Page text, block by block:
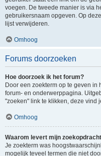
voegen. De tweede manier is via
gebruikersnaam opgeven. Op
lijst verwijderen.
Omhoog
Forums doorzoeken
Hoe doorzoek ik het forum?
Door een zoekterm op te geven in
forum- en onderwerppagina.
"zoeken" link te klikken, deze vind
Omhoog
Waarom levert mijn
Je zoekterm was
mogelijk teveel termen die niet